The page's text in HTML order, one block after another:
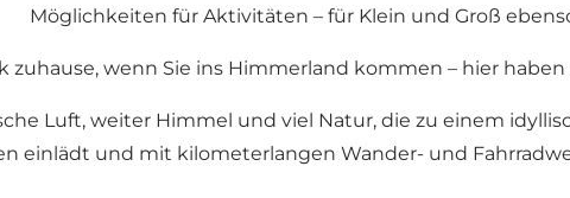
Möglichkeiten für Aktivitäten – für Klein und Groß
zuhause, wenn Sie ins Himmerland kommen – hier
Luft, weiter Himmel und viel Natur, die zu einem
einlädt und mit kilometerlangen Wander- und